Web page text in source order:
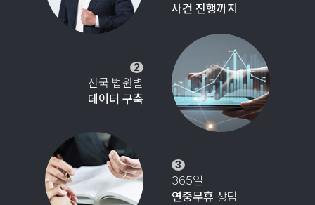
사건 진행까지
2
전국 법원별
데이터 구축
3
365일
연중무휴 상담